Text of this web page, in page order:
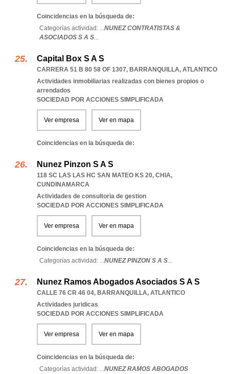
Coincidencias en la búsqueda de:
Categorías actividad: ...NUNEZ CONTRATISTAS &
ASOCIADOS S A S...
Capital Box S A S
CARRERA 51 B 80 58 OF 1307, BARRANQUILLA, ATLANTICO
Actividades inmobiliarias realizadas con bienes propios o
arrendados
SOCIEDAD POR ACCIONES SIMPLIFICADA
Ver empresa Ver en mapa
Coincidencias en la búsqueda de:
Nunez Pinzon S A S
118 SC LAS LAS HC SAN MATEO KS 20, CHIA,
CUNDINAMARCA
Actividades de consultoria de gestion
SOCIEDAD POR ACCIONES SIMPLIFICADA
Ver empresa Ver en mapa
Coincidencias en la búsqueda de:
Categorías actividad: ...NUNEZ PINZON S A S...
Nunez Ramos Abogados Asociados S A S
CALLE 76 CR 46 04, BARRANQUILLA, ATLANTICO
Actividades juridicas
SOCIEDAD POR ACCIONES SIMPLIFICADA
Ver empresa Ver en mapa
Coincidencias en la búsqueda de:
Categorías actividad: ...NUNEZ RAMOS ABOGADOS